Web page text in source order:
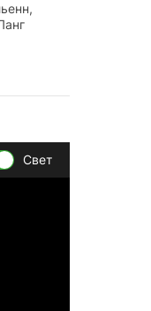
Свет